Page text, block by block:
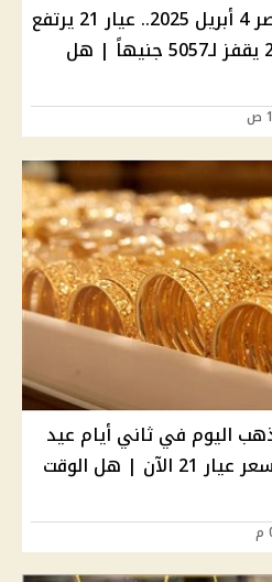
سعر الذهب اليوم في مصر 4 أبريل 2025.. عيار 21 يرتفع
إلى 4425 جنيهاً وعيار 24 يقفز لـ5057 جنيهاً | هل
اليوم في ثاني أيام عيد
الفطر 2025: تعرف على سعر عيار 21 الآن | هل الوقت